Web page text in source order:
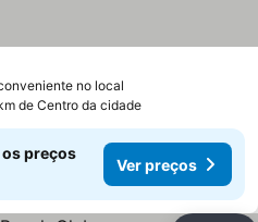
no local
de Centro da cidade
os preços
Ver preços